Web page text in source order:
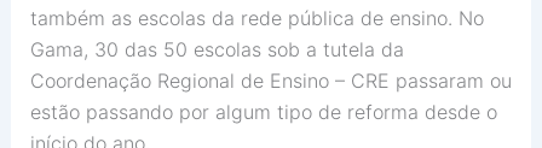
também as escolas da rede pública de ensino. No
Gama, 30 das 50 escolas sob a tutela da
Coordenação Regional de Ensino – CRE passaram ou
estão passando por algum tipo de reforma desde o
início do ano.